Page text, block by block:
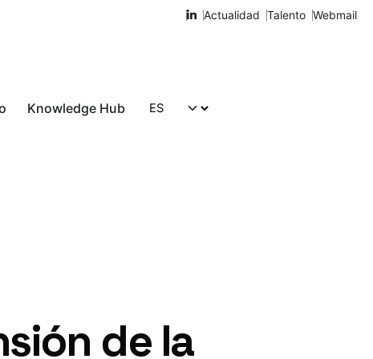
Actualidad Talento Webmail
Knowledge Hub
de la